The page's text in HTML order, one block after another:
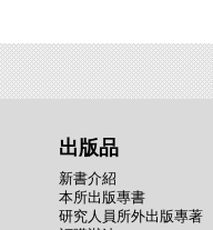
出版品
新書介紹
本所出版專書
研究人員所外出版專著